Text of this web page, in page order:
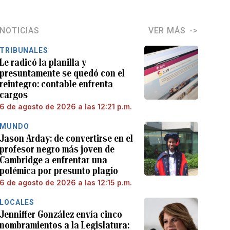
NOTICIAS VER MÁS
TRIBUNALES
Le radicó la planilla y
presuntamente se quedó con el
reintegro: contable enfrenta
cargos
6 de agosto de 2026 a las 12:21 p.m.
MUNDO
Jason Arday: de convertirse en el
profesor negro más joven de
Cambridge a enfrentar una
polémica por presunto plagio
6 de agosto de 2026 a las 12:15 p.m.
LOCALES
Jenniffer González envía cinco
nombramientos a la Legislatura: